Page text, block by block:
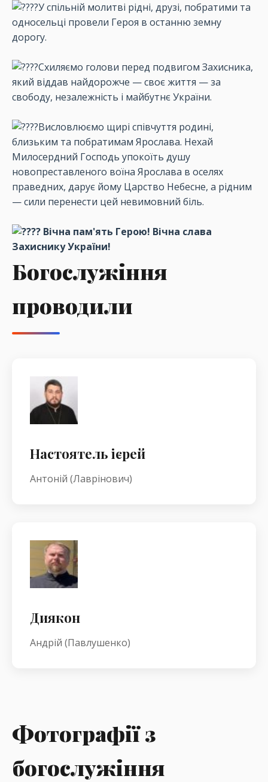
У спільній молитві рідні, друзі, побратими та
односельці провели Героя в останню земну
дорогу.
Схиляємо голови перед подвигом Захисника,
який віддав найдорожче — своє життя — за
свободу, незалежність і майбутнє України.
Висловлюємо щирі співчуття родині,
близьким та побратимам Ярослава. Нехай
Милосердний Господь упокоїть душу
новопреставленого воїна Ярослава в оселях
праведних, дарує йому Царство Небесне, а рідним
— сили перенести цей невимовний біль.
Вічна пам'ять Герою! Вічна слава
Захиснику України!
Богослужіння
проводили
Настоятель ієрей
Антоній (Лаврінович)
Диякон
Андрій (Павлушенко)
Фотографії з
богослужіння